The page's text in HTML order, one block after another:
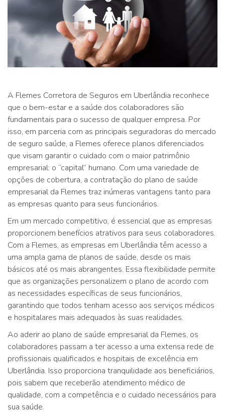
A Flemes Corretora de Seguros em Uberlândia reconhece
que o bem-estar e a saúde dos colaboradores são
fundamentais para o sucesso de qualquer empresa. Por
isso, em parceria com as principais seguradoras do mercado
de seguro saúde, a Flemes oferece planos diferenciados
que visam garantir o cuidado com o maior patrimônio
empresarial: o “capital” humano. Com uma variedade de
opções de cobertura, a contratação do plano de saúde
empresarial da Flemes traz inúmeras vantagens tanto para
as empresas quanto para seus funcionários.
Em um mercado competitivo, é essencial que as empresas
proporcionem benefícios atrativos para seus colaboradores.
Com a Flemes, as empresas em Uberlândia têm acesso a
uma ampla gama de planos de saúde, desde os mais
básicos até os mais abrangentes. Essa flexibilidade permite
que as organizações personalizem o plano de acordo com
as necessidades específicas de seus funcionários,
garantindo que todos tenham acesso aos serviços médicos
e hospitalares mais adequados às suas realidades.
Ao aderir ao plano de saúde empresarial da Flemes, os
colaboradores passam a ter acesso a uma extensa rede de
profissionais qualificados e hospitais de excelência em
Uberlândia. Isso proporciona tranquilidade aos beneficiários,
pois sabem que receberão atendimento médico de
qualidade, com a competência e o cuidado necessários para
sua saúde.